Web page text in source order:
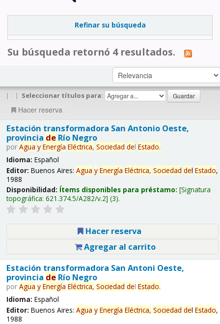
Refinar su búsqueda
Su búsqueda retornó 4 resultados.
| | Seleccionar títulos para:
Hacer reserva
Estación transformadora San Antonio Oeste,
provincia deRío Negro
por Agua y Energía Eléctrica, Sociedad del Estado.
Idioma: Español
Editor: Buenos Aires: Agua y Energía Eléctrica, Sociedad del Estado,
1988
Disponibilidad: Ítems disponibles para préstamo: Signatura
topográfica: 621.374.5/A282/v.2 (3).
Hacer reserva
Agregar al carrito
Estación transformadora San Antoni Oeste,
provincia deRío Negro
por Agua y Energía Eléctrica, Sociedad del Estado.
Idioma: Español
Editor: Buenos Aires: Agua y Energía Eléctrica, Sociedad del Estado,
1988